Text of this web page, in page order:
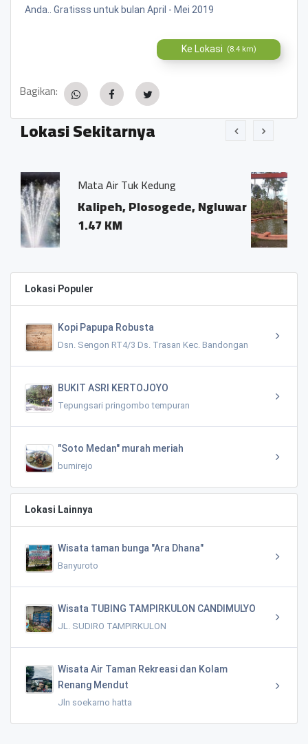
Anda.. Gratisss untuk bulan April - Mei 2019
Ke Lokasi (8.4 km)
Bagikan:
Lokasi Sekitarnya
Ngluwar
Tirta Kebon Ndelik
Dusun Pucang
Ngluwar,
1.57 KM
Lokasi Populer
Kopi Papupa Robusta
Dsn. Sengon RT4/3 Ds. Trasan Kec. Bandongan
BUKIT ASRI KERTOJOYO
Tepungsari pringombo tempuran
"Soto Medan" murah meriah
bumirejo
Lokasi Lainnya
Wisata taman bunga "Ara Dhana"
Banyuroto
Wisata TUBING TAMPIRKULON CANDIMULYO
JL. SUDIRO TAMPIRKULON
Wisata Air Taman Rekreasi dan Kolam
Renang Mendut
Jln soekarno hatta